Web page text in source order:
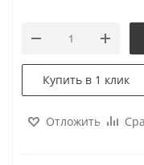
Купить в 1 клик
Отложить